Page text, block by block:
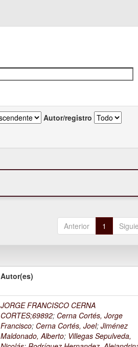
Autor/registro
Anterior 1
Autor(es)
JORGE FRANCISCO CERNA
CORTES;69892; Cerna Cortés, Jorge
Francisco; Cerna Cortés, Joel;Jiménez
Maldonado, Alberto; Villegas Sepulveda,